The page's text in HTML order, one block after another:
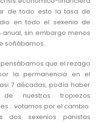
de todo esto la tasa de
en todo el sexenio de
anual, sin embargo menos
soñábamos…
pensábamos que el rezago
la permanencia en el
7 décadas, podía haber
nuestros tropiezos
votamos por el cambio.
dos sexenios panistas